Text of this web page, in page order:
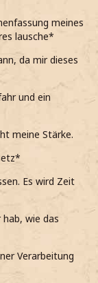
meines
lausche*
da mir dieses
und ein
meine Stärke.
Es wird Zeit
wie das
Verarbeitung